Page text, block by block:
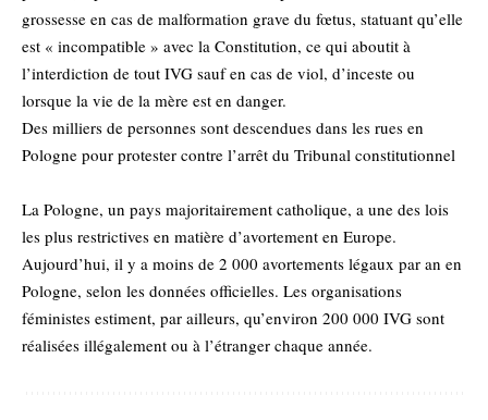
grossesse en cas de malformation grave du fœtus, statuant qu’elle
est « incompatible » avec la Constitution, ce qui aboutit à
l’interdiction de tout IVG sauf en cas de viol, d’inceste ou
lorsque la vie de la mère est en danger.
Des milliers de personnes sont descendues dans les rues en
Pologne pour protester contre l’arrêt du Tribunal constitutionnel
La Pologne, un pays majoritairement catholique, a une des lois
les plus restrictives en matière d’avortement en Europe.
Aujourd’hui, il y a moins de 2 000 avortements légaux par an en
Pologne, selon les données officielles. Les organisations
féministes estiment, par ailleurs, qu’environ 200 000 IVG sont
réalisées illégalement ou à l’étranger chaque année.